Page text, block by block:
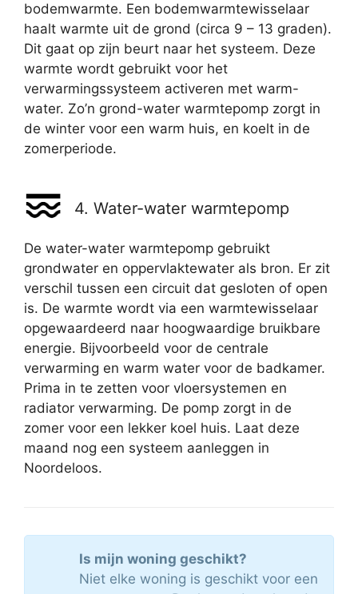
bodemwarmte. Een bodemwarmtewisselaar
haalt warmte uit de grond (circa 9 – 13 graden).
Dit gaat op zijn beurt naar het systeem. Deze
warmte wordt gebruikt voor het
verwarmingssysteem activeren met warm-
water. Zo’n grond-water warmtepomp zorgt in
de winter voor een warm huis, en koelt in de
zomerperiode.
4. Water-water warmtepomp
De water-water warmtepomp gebruikt
grondwater en oppervlaktewater als bron. Er zit
verschil tussen een circuit dat gesloten of open
is. De warmte wordt via een warmtewisselaar
opgewaardeerd naar hoogwaardige bruikbare
energie. Bijvoorbeeld voor de centrale
verwarming en warm water voor de badkamer.
Prima in te zetten voor vloersystemen en
radiator verwarming. De pomp zorgt in de
zomer voor een lekker koel huis. Laat deze
maand nog een systeem aanleggen in
Noordeloos.
Is mijn woning geschikt?
Niet elke woning is geschikt voor een